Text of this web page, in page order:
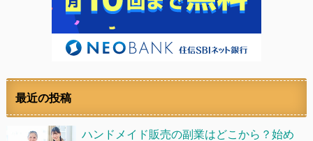
最近の投稿
ハンドメイド販売の副業はどこから？始め